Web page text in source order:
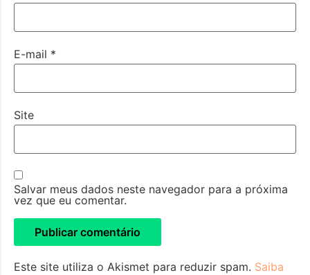
E-mail *
Site
Salvar meus dados neste navegador para a próxima
vez que eu comentar.
Este site utiliza o Akismet para reduzir spam. Saiba